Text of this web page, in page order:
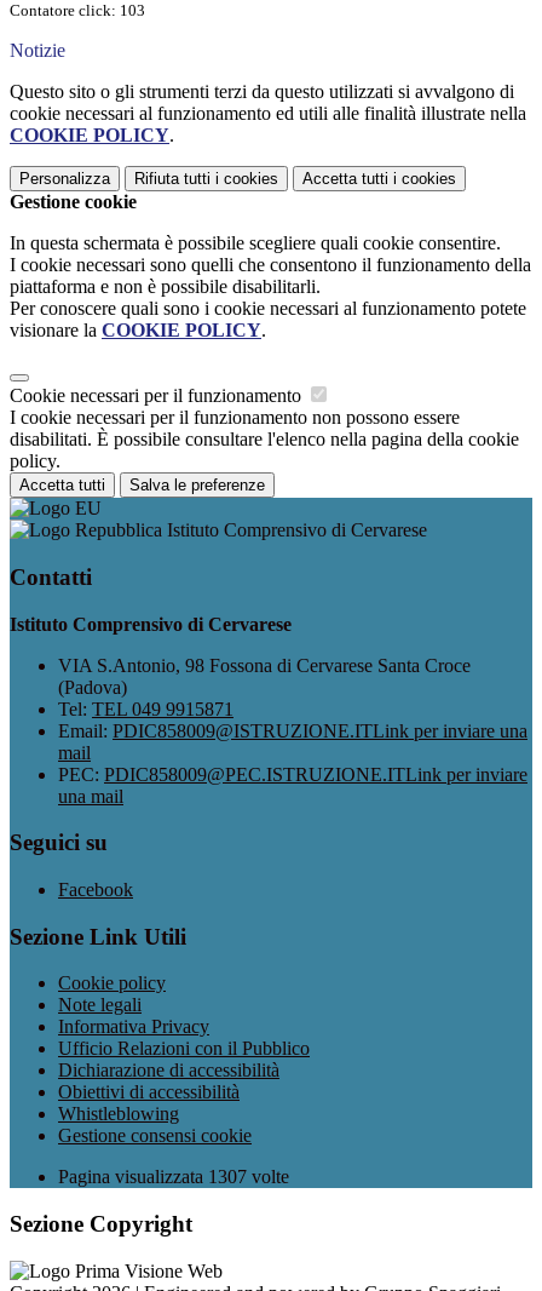
Contatore click: 103
Notizie
Questo sito o gli strumenti terzi da questo utilizzati si avvalgono di
cookie necessari al funzionamento ed utili alle finalità illustrate nella
COOKIE POLICY.
Personalizza Rifiuta tutti i cookies Accetta tutti i cookies
Gestione cookie
In questa schermata è possibile scegliere quali cookie consentire.
I cookie necessari sono quelli che consentono il funzionamento della
piattaforma e non è possibile disabilitarli.
Per conoscere quali sono i cookie necessari al funzionamento potete
visionare la COOKIE POLICY.
Cookie necessari per il funzionamento
I cookie necessari per il funzionamento non possono essere
disabilitati. È possibile consultare l'elenco nella pagina della cookie
policy.
Accetta tutti Salva le preferenze
Istituto Comprensivo di Cervarese
Contatti
Istituto Comprensivo di Cervarese
VIA S.Antonio, 98 Fossona di Cervarese Santa Croce
(Padova)
Tel: TEL 049 9915871
Email: PDIC858009@ISTRUZIONE.ITLink per inviare una
mail
PEC: PDIC858009@PEC.ISTRUZIONE.ITLink per inviare
una mail
Seguici su
Facebook
Sezione Link Utili
Cookie policy
Note legali
Informativa Privacy
Ufficio Relazioni con il Pubblico
Dichiarazione di accessibilità
Obiettivi di accessibilità
Whistleblowing
Gestione consensi cookie
Pagina visualizzata 1307 volte
Sezione Copyright